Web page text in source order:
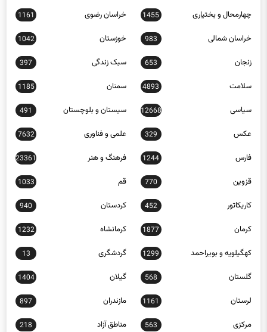
چهارمحال و بختیاری 1455 خراسان رضوی 1161
خراسان شمالی 983 خوزستان 1042
زنجان 653 سبک زندگی 397
سلامت 4893 سمنان 1185
سیاسی 12668 سیستان و بلوچستان 491
عکس 329 علمی و فناوری 7632
فارس 1244 فرهنگ و هنر 23361
قزوین 770 قم 1033
کاریکاتور 452 کردستان 940
کرمان 1877 کرمانشاه 1232
کهگیلویه و بویراحمد 1299 گردشگری 13
گلستان 568 گیلان 1404
لرستان 1161 مازندران 897
مرکزی 563 مناطق آزاد 218